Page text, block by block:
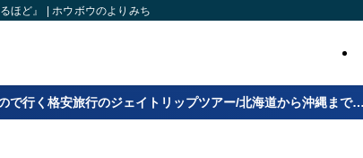
ほど』 | ホウボウのよりみち
で行く格安旅行のジェイトリップツアー/北海道から沖縄まで